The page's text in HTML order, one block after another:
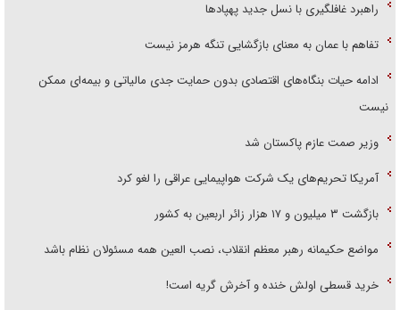
راهبرد غافلگیری با نسل جدید پهپاد‌ها
تفاهم با عمان به معنای بازگشایی تنگه هرمز نیست
ادامه حیات بنگاه‌های اقتصادی بدون حمایت جدی مالیاتی و بیمه‌ای ممکن
نیست
وزیر صمت عازم پاکستان شد
آمریکا تحریم‌های یک شرکت هواپیمایی عراقی را لغو کرد
بازگشت ۳ میلیون و ۱۷ هزار زائر اربعین به کشور
مواضع حکیمانه رهبر معظم انقلاب، نصب العین همه مسئولان نظام باشد
خرید قسطی اولش خنده و آخرش گریه است!